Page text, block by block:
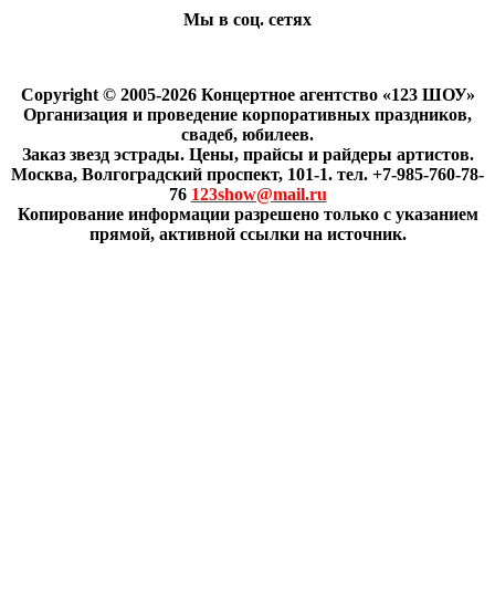
Мы в соц. сетях
Copyright © 2005-2026 Концертное агентство «123 ШОУ»
Организация и проведение корпоративных праздников,
свадеб, юбилеев.
Заказ звезд эстрады. Цены, прайсы и райдеры артистов.
Москва, Волгоградский проспект, 101-1. тел. +7-985-760-78-
76 123show@mail.ru
Копирование информации разрешено только с указанием
прямой, активной ссылки на источник.